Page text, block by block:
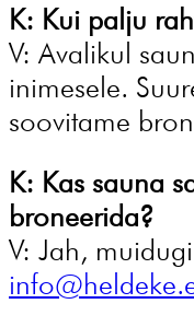
K: Kui palju
V: Avalikul
inimesele.
soovitame
K: Kas sauna
broneerida?
V: Jah,